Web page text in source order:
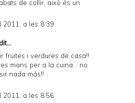
de collir, això és un
2011, a les 8:39
fruites i verdures de casa!!
mans per a la cuina... no
nada más!!
2011, a les 8:56